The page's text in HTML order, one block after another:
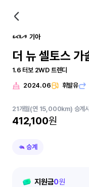
기아
더 뉴 셀토스
1.6 터보 2WD 트렌디
2024.06 휘발유
21개월(연 15,000km) 승계시
412,100원
승계
지원금0원